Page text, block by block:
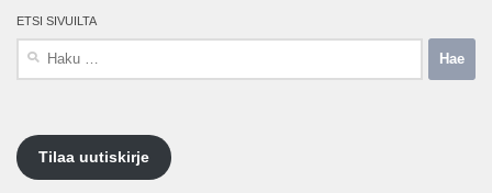
ETSI SIVUILTA
Tilaa uutiskirje